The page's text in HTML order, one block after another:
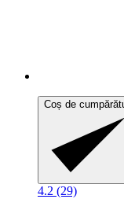
Coș de
4.2 (29)